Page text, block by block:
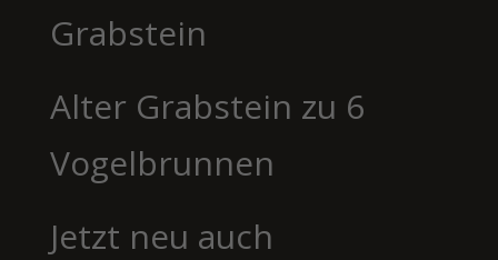
Grabstein
Alter Grabstein zu 6
Vogelbrunnen
Jetzt neu auch